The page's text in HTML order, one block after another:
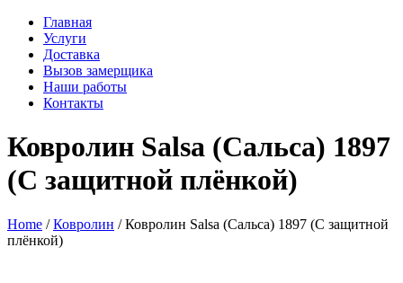
Главная
Услуги
Доставка
Вызов замерщика
Наши работы
Контакты
Ковролин Salsa (Сальса) 1897
(C защитной плёнкой)
Home /Ковролин / Ковролин Salsa (Сальса) 1897 (C защитной
плёнкой)